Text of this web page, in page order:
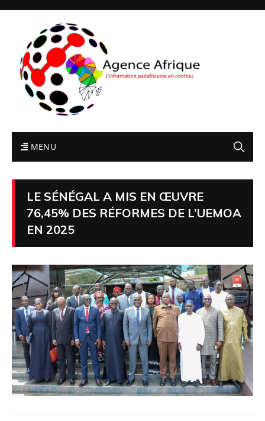
MENU
LE SÉNÉGAL A MIS EN ŒUVRE
76,45% DES RÉFORMES DE L’UEMOA
EN 2025